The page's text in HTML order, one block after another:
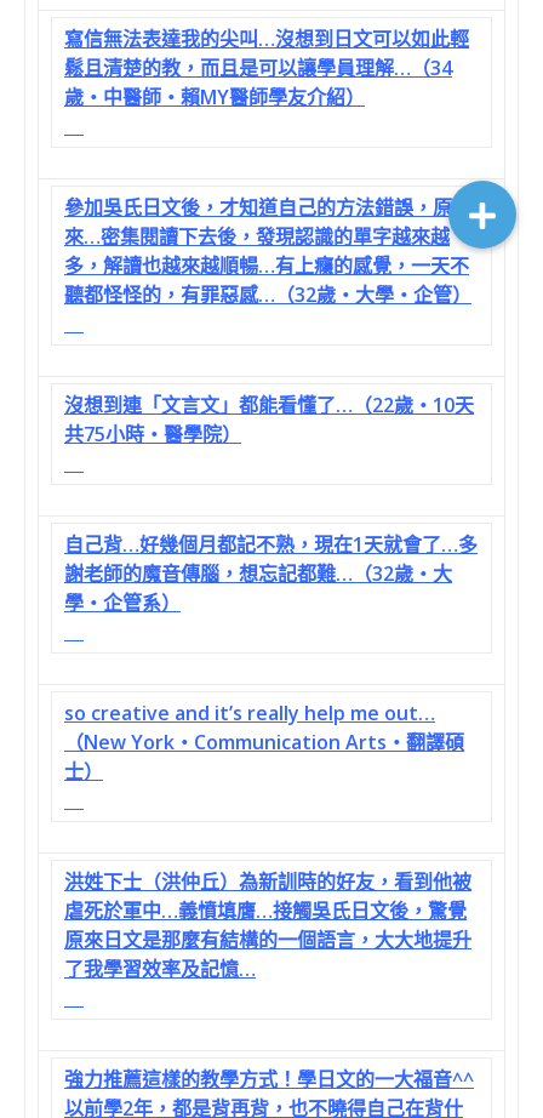
寫信無法表達我的尖叫…沒想到日文可以如此輕
鬆且清楚的教，而且是可以讓學員理解…（34
歲‧中醫師‧賴MY醫師學友介紹）
參加吳氏日文後，才知道自己的方法錯誤，原
來…密集閱讀下去後，發現認識的單字越來越
多，解讀也越來越順暢…有上癮的感覺，一天不
聽都怪怪的，有罪惡感…（32歲‧大學‧企管）
沒想到連「文言文」都能看懂了…（22歲‧10天
共75小時‧醫學院）
自己背…好幾個月都記不熟，現在1天就會了…多
謝老師的魔音傳腦，想忘記都難…（32歲‧大
學‧企管系）
so creative and it’s really help me out…
（New York‧Communication Arts‧翻譯碩
士）
洪姓下士（洪仲丘）為新訓時的好友，看到他被
虐死於軍中…義憤填膺…接觸吳氏日文後，驚覺
原來日文是那麼有結構的一個語言，大大地提升
了我學習效率及記憶…
強力推薦這樣的教學方式！學日文的一大福音^^
以前學2年，都是背再背，也不曉得自己在背什